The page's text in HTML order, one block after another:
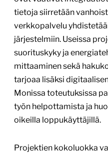
tietoja siirretään
verkkopalvelu
järjestelmiin. Useissa
suorituskyky ja
mittaaminen sekä
tarjoaa lisäksi
Monissa toteutuksissa
työn helpottamista ja
oikeilla loppukäyttäjillä.
Projektien kokoluokka